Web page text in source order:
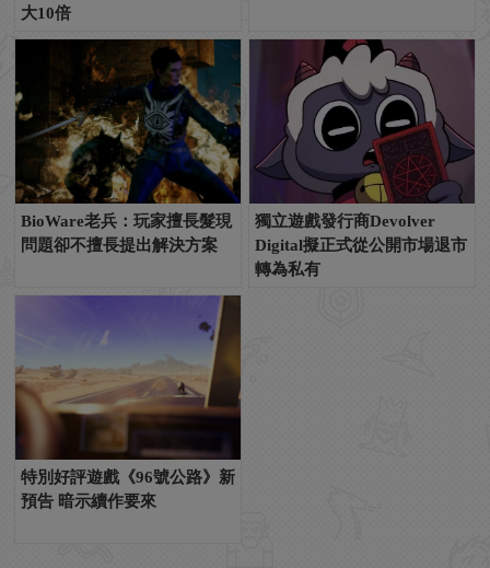
大10倍
BioWare老兵：玩家擅長髮現
問題卻不擅長提出解決方案
獨立遊戲發行商Devolver
Digital擬正式從公開市場退市
轉為私有
特別好評遊戲《96號公路》新
預告 暗示續作要來